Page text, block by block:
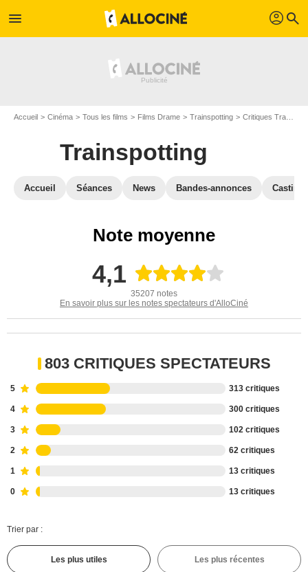
menu profil search
Accueil Cinéma Tous les films Films Drame Trainspotting Critiques Trainspotting
Trainspotting
Accueil Séances News Bandes-annonces Casting
Note moyenne
4,1
35207 notes
En savoir plus sur les notes spectateurs d'AlloCiné
803 CRITIQUES SPECTATEURS
5 313 critiques
4 300 critiques
3 102 critiques
2 62 critiques
1 13 critiques
0 13 critiques
Trier par :
Les plus utiles Les plus récentes